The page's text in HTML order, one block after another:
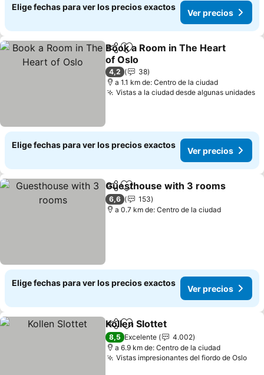
Elige fechas para ver los precios exactos
Ver precios
CompartirAgregar a favoritos
Book a Room in The Heart
of Oslo
Ver precios
4,2
38
a 1.1 km de: Centro de la ciudad
Vistas a la ciudad desde algunas unidades
Elige fechas para ver los precios exactos
Ver precios
CompartirAgregar a favoritos
Guesthouse with 3 rooms
6,6
153
a 0.7 km de: Centro de la ciudad
Elige fechas para ver los precios exactos
Ver precios
CompartirAgregar a favoritos
Kollen Slottet
8,5 Excelente
4.002
a 6.9 km de: Centro de la ciudad
Vistas impresionantes del fiordo de Oslo